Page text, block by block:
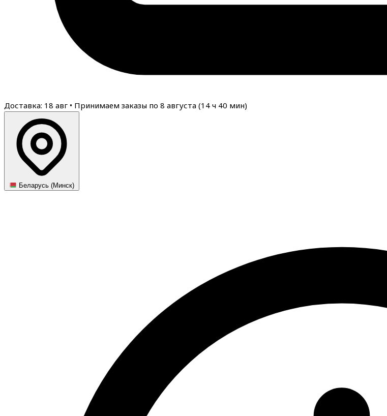
Доставка: 18 авг • Принимаем заказы по 8 августа (14 ч 40 мин)
Беларусь (Минск)